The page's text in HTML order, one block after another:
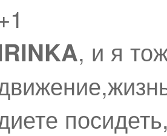
, и я